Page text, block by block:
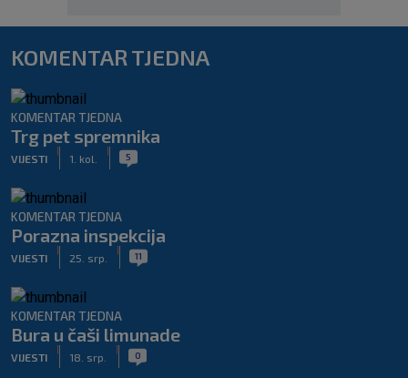
KOMENTAR TJEDNA
KOMENTAR TJEDNA
Trg pet spremnika
VIJESTI 1. kol. 5
KOMENTAR TJEDNA
Porazna inspekcija
VIJESTI 25. srp. 11
KOMENTAR TJEDNA
Bura u čaši limunade
VIJESTI 18. srp. 0